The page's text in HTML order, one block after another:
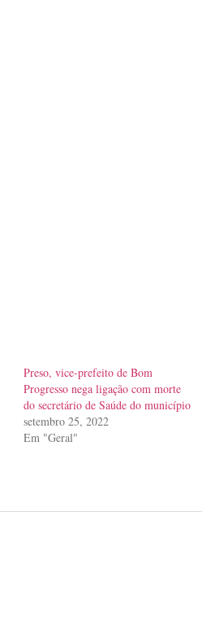
Preso, vice-prefeito de Bom
Progresso nega ligação com morte
do secretário de Saúde do município
setembro 25, 2022
Em "Geral"